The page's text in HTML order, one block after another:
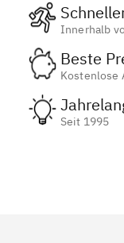
Innerhalb
Beste
Kostenlose
Seit 1995